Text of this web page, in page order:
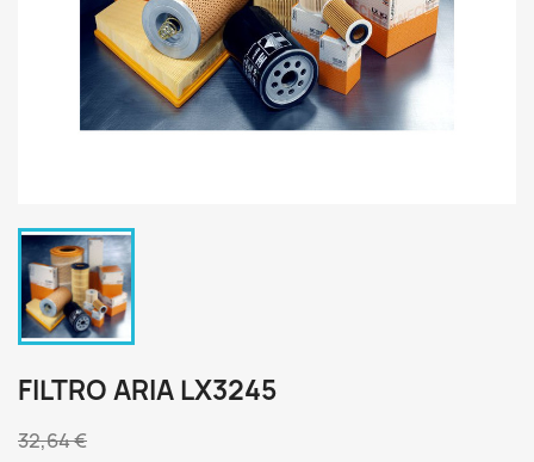
FILTRO ARIA LX3245
32,64 €